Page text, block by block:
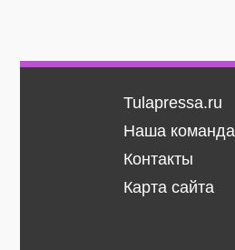
Tulapressa.ru
Наша команда
Контакты
Карта сайта